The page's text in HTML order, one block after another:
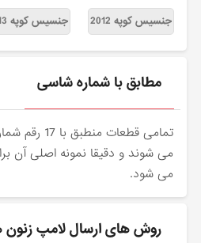
جنسیس کوپه 2012 جنسیس کوپه 2013
مطابق با شماره شاسی
تمامی قطعات
می شوند و دقیقا نمونه اصلی آن
می شود.
روش های ارسال لامپ